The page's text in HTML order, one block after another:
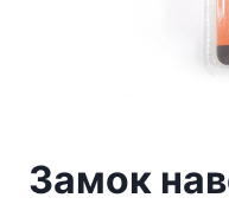
Замок